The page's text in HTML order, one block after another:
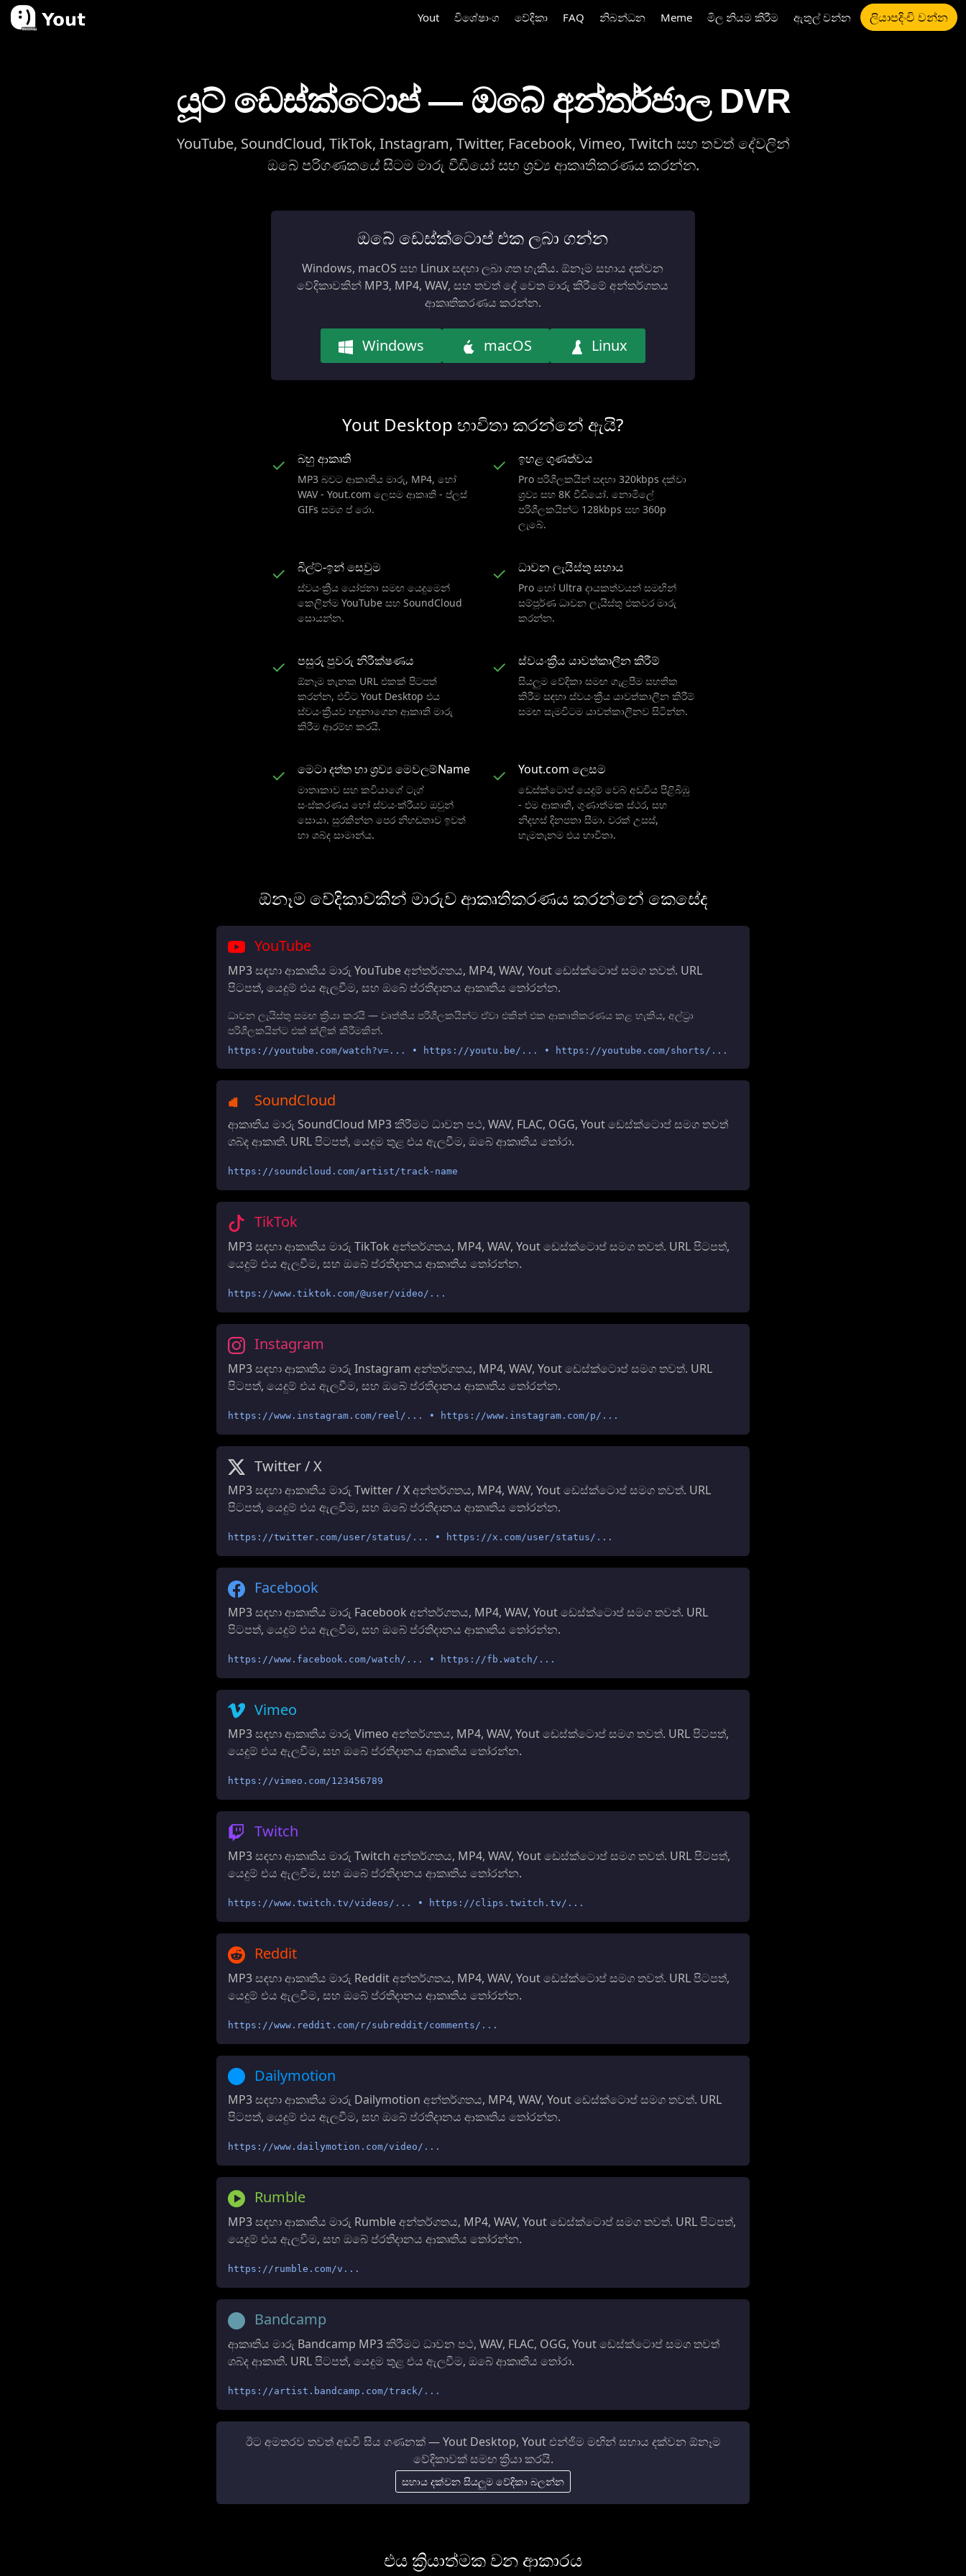
Yout විශේෂාංග වේදිකා FAQ නිබන්ධන Meme මිල නියම කිරීම ඇතුල් වන්න ලියාපදිංචි වන්න
යූට් ඩෙස්ක්ටොප් — ඔබේ අන්තර්ජාල DVR
YouTube, SoundCloud, TikTok, Instagram, Twitter, Facebook, Vimeo, Twitch සහ තවත් දේවලින්
ඔබේ පරිගණකයේ සිටම මාරු වීඩියෝ සහ ශ්‍රව්‍ය ආකෘතිකරණය කරන්න.
ඔබේ ඩෙස්ක්ටොප් එක ලබා ගන්න
Windows, macOS සහ Linux සඳහා ලබා ගත හැකිය. ඕනෑම සහාය දක්වන
වේදිකාවකින් MP3, MP4, WAV, සහ තවත් දේ වෙත මාරු කිරීමේ අන්තර්ගතය
ආකෘතිකරණය කරන්න.
Windows macOS Linux
Yout Desktop භාවිතා කරන්නේ ඇයි?
✓
බහු ආකෘති
MP3 බවට ආකෘතිය මාරු, MP4, හෝ
WAV - Yout.com ලෙසම ආකෘති - ප්ලස්
GIFs සමග ප් රො.
✓ ඉහළ ගුණත්වය
Pro පරිශීලකයින් සඳහා 320kbps දක්වා
ශ්‍රව්‍ය සහ 8K වීඩියෝ. නොමිලේ
පරිශීලකයින්ට 128kbps සහ 360p
ලැබේ.
✓ බිල්ට්-ඉන් සෙවුම
ස්වයංක්‍රීය යෝජනා සමඟ යෙදුමෙන්
කෙලින්ම YouTube සහ SoundCloud
සොයන්න.
✓ ධාවන ලැයිස්තු සහාය
Pro හෝ Ultra දායකත්වයන් සමඟින්
සම්පූර්ණ ධාවන ලැයිස්තු එකවර මාරු
කරන්න.
✓ පසුරු පුවරු නිරීක්ෂණය
ඕනෑම තැනක URL එකක් පිටපත්
කරන්න, එවිට Yout Desktop එය
ස්වයංක්‍රීයව හඳුනාගෙන ආකෘති මාරු
කිරීම ආරම්භ කරයි.
✓ ස්වයංක්‍රීය යාවත්කාලීන කිරීම්
සියලුම වේදිකා සමඟ ගැළපීම සහතික
කිරීම සඳහා ස්වයංක්‍රීය යාවත්කාලීන කිරීම්
සමඟ සැමවිටම යාවත්කාලීනව සිටින්න.
✓ මෙටා දත්ත හා ශ්‍රව්‍ය මෙවලම්Name
මාතෘකාව සහ කවියාගේ ටැග්
සංස්කරණය හෝ ස්වයංක්රීයව ඔවුන්
සොයා. සුරකින්න පෙර නිහඬතාව ඉවත්
හා ශබ්ද සාමාන්ය.
✓ Yout.com ලෙසම
ඩෙස්ක්ටොප් යෙදුම් වෙබ් අඩවිය පිළිබිඹු
- එම ආකෘති, ගුණාත්මක ස්ථර, සහ
නිදහස් දිනපතා සීමා. වරක් උසස්,
හැමතැනම එය භාවිතා.
ඕනෑම වේදිකාවකින් මාරුව ආකෘතිකරණය කරන්නේ කෙසේද
YouTube
MP3 සඳහා ආකෘතිය මාරු YouTube අන්තර්ගතය, MP4, WAV, Yout ඩෙස්ක්ටොප් සමග තවත්. URL
පිටපත්, යෙදුම් එය ඇලවීම, සහ ඔබේ ප්රතිදානය ආකෘතිය තෝරන්න.
ධාවන ලැයිස්තු සමඟ ක්‍රියා කරයි — වෘත්තීය පරිශීලකයින්ට ඒවා එකින් එක ආකෘතිකරණය කළ හැකිය, අල්ට්‍රා
පරිශීලකයින්ට එක් ක්ලික් කිරීමකින්.
https://youtube.com/watch?v=... • https://youtu.be/... • https://youtube.com/shorts/...
SoundCloud
ආකෘතිය මාරු SoundCloud MP3 කිරීමට ධාවන පථ, WAV, FLAC, OGG, Yout ඩෙස්ක්ටොප් සමග තවත්
ශබ්ද ආකෘති. URL පිටපත්, යෙදුම තුළ එය ඇලවීම, ඔබේ ආකෘතිය තෝරා.
https://soundcloud.com/artist/track-name
TikTok
MP3 සඳහා ආකෘතිය මාරු TikTok අන්තර්ගතය, MP4, WAV, Yout ඩෙස්ක්ටොප් සමග තවත්. URL පිටපත්,
යෙදුම් එය ඇලවීම, සහ ඔබේ ප්රතිදානය ආකෘතිය තෝරන්න.
https://www.tiktok.com/@user/video/...
Instagram
MP3 සඳහා ආකෘතිය මාරු Instagram අන්තර්ගතය, MP4, WAV, Yout ඩෙස්ක්ටොප් සමග තවත්. URL
පිටපත්, යෙදුම් එය ඇලවීම, සහ ඔබේ ප්රතිදානය ආකෘතිය තෝරන්න.
https://www.instagram.com/reel/... • https://www.instagram.com/p/...
Twitter / X
MP3 සඳහා ආකෘතිය මාරු Twitter / X අන්තර්ගතය, MP4, WAV, Yout ඩෙස්ක්ටොප් සමග තවත්. URL
පිටපත්, යෙදුම් එය ඇලවීම, සහ ඔබේ ප්රතිදානය ආකෘතිය තෝරන්න.
https://twitter.com/user/status/... • https://x.com/user/status/...
Facebook
MP3 සඳහා ආකෘතිය මාරු Facebook අන්තර්ගතය, MP4, WAV, Yout ඩෙස්ක්ටොප් සමග තවත්. URL
පිටපත්, යෙදුම් එය ඇලවීම, සහ ඔබේ ප්රතිදානය ආකෘතිය තෝරන්න.
https://www.facebook.com/watch/... • https://fb.watch/...
Vimeo
MP3 සඳහා ආකෘතිය මාරු Vimeo අන්තර්ගතය, MP4, WAV, Yout ඩෙස්ක්ටොප් සමග තවත්. URL පිටපත්,
යෙදුම් එය ඇලවීම, සහ ඔබේ ප්රතිදානය ආකෘතිය තෝරන්න.
https://vimeo.com/123456789
Twitch
MP3 සඳහා ආකෘතිය මාරු Twitch අන්තර්ගතය, MP4, WAV, Yout ඩෙස්ක්ටොප් සමග තවත්. URL පිටපත්,
යෙදුම් එය ඇලවීම, සහ ඔබේ ප්රතිදානය ආකෘතිය තෝරන්න.
https://www.twitch.tv/videos/... • https://clips.twitch.tv/...
Reddit
MP3 සඳහා ආකෘතිය මාරු Reddit අන්තර්ගතය, MP4, WAV, Yout ඩෙස්ක්ටොප් සමග තවත්. URL පිටපත්,
යෙදුම් එය ඇලවීම, සහ ඔබේ ප්රතිදානය ආකෘතිය තෝරන්න.
https://www.reddit.com/r/subreddit/comments/...
Dailymotion
MP3 සඳහා ආකෘතිය මාරු Dailymotion අන්තර්ගතය, MP4, WAV, Yout ඩෙස්ක්ටොප් සමග තවත්. URL
පිටපත්, යෙදුම් එය ඇලවීම, සහ ඔබේ ප්රතිදානය ආකෘතිය තෝරන්න.
https://www.dailymotion.com/video/...
Rumble
MP3 සඳහා ආකෘතිය මාරු Rumble අන්තර්ගතය, MP4, WAV, Yout ඩෙස්ක්ටොප් සමග තවත්. URL පිටපත්,
යෙදුම් එය ඇලවීම, සහ ඔබේ ප්රතිදානය ආකෘතිය තෝරන්න.
https://rumble.com/v...
Bandcamp
ආකෘතිය මාරු Bandcamp MP3 කිරීමට ධාවන පථ, WAV, FLAC, OGG, Yout ඩෙස්ක්ටොප් සමග තවත්
ශබ්ද ආකෘති. URL පිටපත්, යෙදුම තුළ එය ඇලවීම, ඔබේ ආකෘතිය තෝරා.
https://artist.bandcamp.com/track/...
ඊට අමතරව තවත් අඩවි සිය ගණනක් — Yout Desktop, Yout එන්ජිම මඟින් සහාය දක්වන ඕනෑම
වේදිකාවක් සමඟ ක්‍රියා කරයි.
සහාය දක්වන සියලුම වේදිකා බලන්න
එය ක්‍රියාත්මක වන ආකාරය